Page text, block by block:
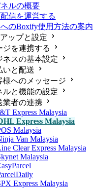
ルの概要
信を運営する
のBoxify使用方法の案内
ップと設定
ジを連携する
ネスの基本設定
いと配送
様へのメッセージ
ルと機能の設定
業者の連携
Express Malaysia
Express Malaysia
Malaysia
Van Malaysia
Clear Express Malaysia
Malaysia
Express Malaysia